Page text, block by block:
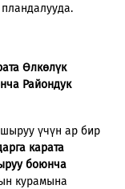
Өлкөлүк
Райондук
үчүн ар бир
карата
боюнча
курамына